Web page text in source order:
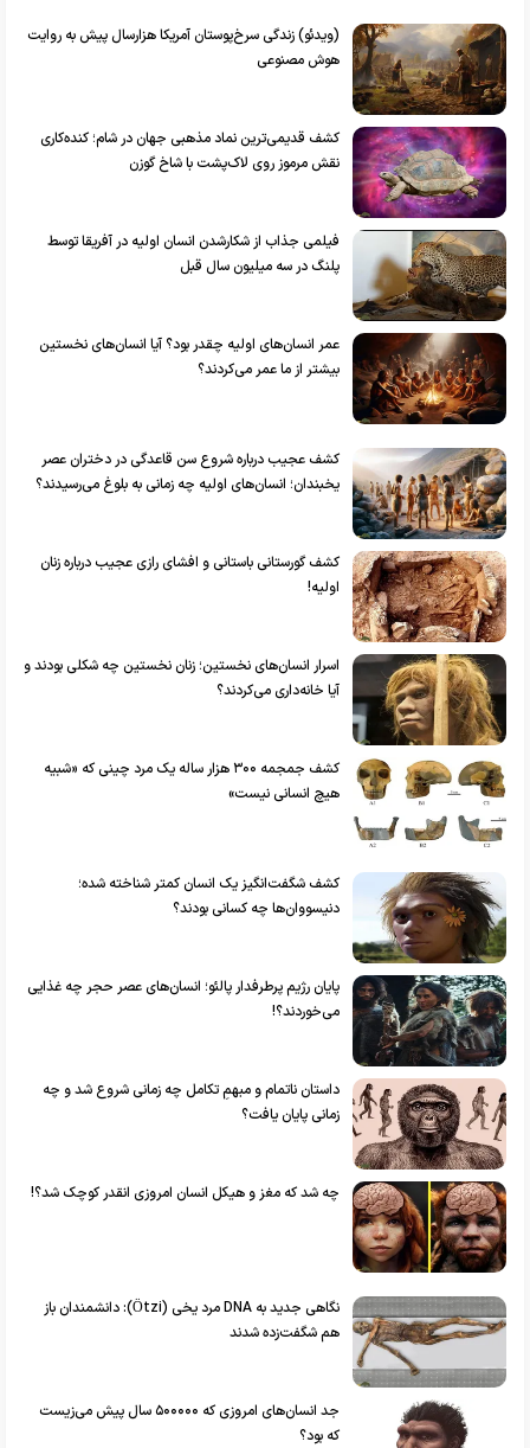
(ویدئو) زندگی سرخ‌پوستان آمریکا هزارسال پیش به روایت
هوش مصنوعی
کشف قدیمی‌ترین نماد مذهبی جهان در شام؛ کنده‌کاری
نقش مرموز روی لاک‌پشت با شاخ گوزن
فیلمی جذاب از شکارشدن انسان اولیه در آفریقا توسط
پلنگ در سه میلیون سال قبل
عمر انسان‌های اولیه چقدر بود؟ آیا انسان‌های نخستین
بیشتر از ما عمر می‌کردند؟
کشف عجیب درباره شروع سن قاعدگی در دختران عصر
یخبندان؛ انسان‌های اولیه چه زمانی به بلوغ می‌رسیدند؟
کشف گورستانی باستانی و افشای رازی عجیب درباره زنان
اولیه!
اسرار انسان‌های نخستین؛ زنان نخستین چه شکلی بودند و
آیا خانه‌داری می‌کردند؟
کشف جمجمه ۳۰۰ هزار ساله یک مرد چینی که «شبیه
هیچ انسانی نیست»
کشف شگفت‌انگیز یک انسان کمتر شناخته شده؛
دنیسووان‌ها چه کسانی بودند؟
پایان رژیم پرطرفدار پالئو؛ انسان‌های عصر حجر چه غذایی
می‌خوردند؟!
داستان ناتمام و مبهمِ تکامل چه زمانی شروع شد و چه
زمانی پایان یافت؟
چه شد که مغز و هیکل انسان امروزی انقدر کوچک شد؟!
نگاهی جدید به DNA مرد یخی (Ötzi): دانشمندان باز
هم شگفت‌زده شدند
جد انسان‌های امروزی که ۵۰۰۰۰۰ سال پیش می‌زیست
که بود؟